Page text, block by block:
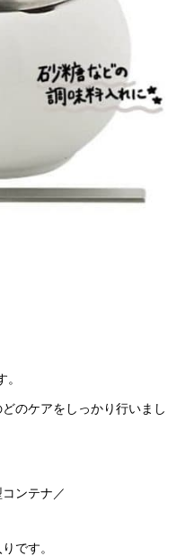
のケアをしっかり行いまし
ンテナ／
です。